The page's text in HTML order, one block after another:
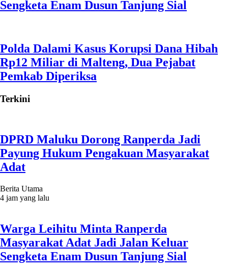
Sengketa Enam Dusun Tanjung Sial
Polda Dalami Kasus Korupsi Dana Hibah
Rp12 Miliar di Malteng, Dua Pejabat
Pemkab Diperiksa
Terkini
DPRD Maluku Dorong Ranperda Jadi
Payung Hukum Pengakuan Masyarakat
Adat
Berita Utama
4 jam yang lalu
Warga Leihitu Minta Ranperda
Masyarakat Adat Jadi Jalan Keluar
Sengketa Enam Dusun Tanjung Sial